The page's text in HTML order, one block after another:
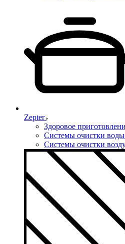
Zepter
Здоровое
Системы очистки воды
Системы очистки